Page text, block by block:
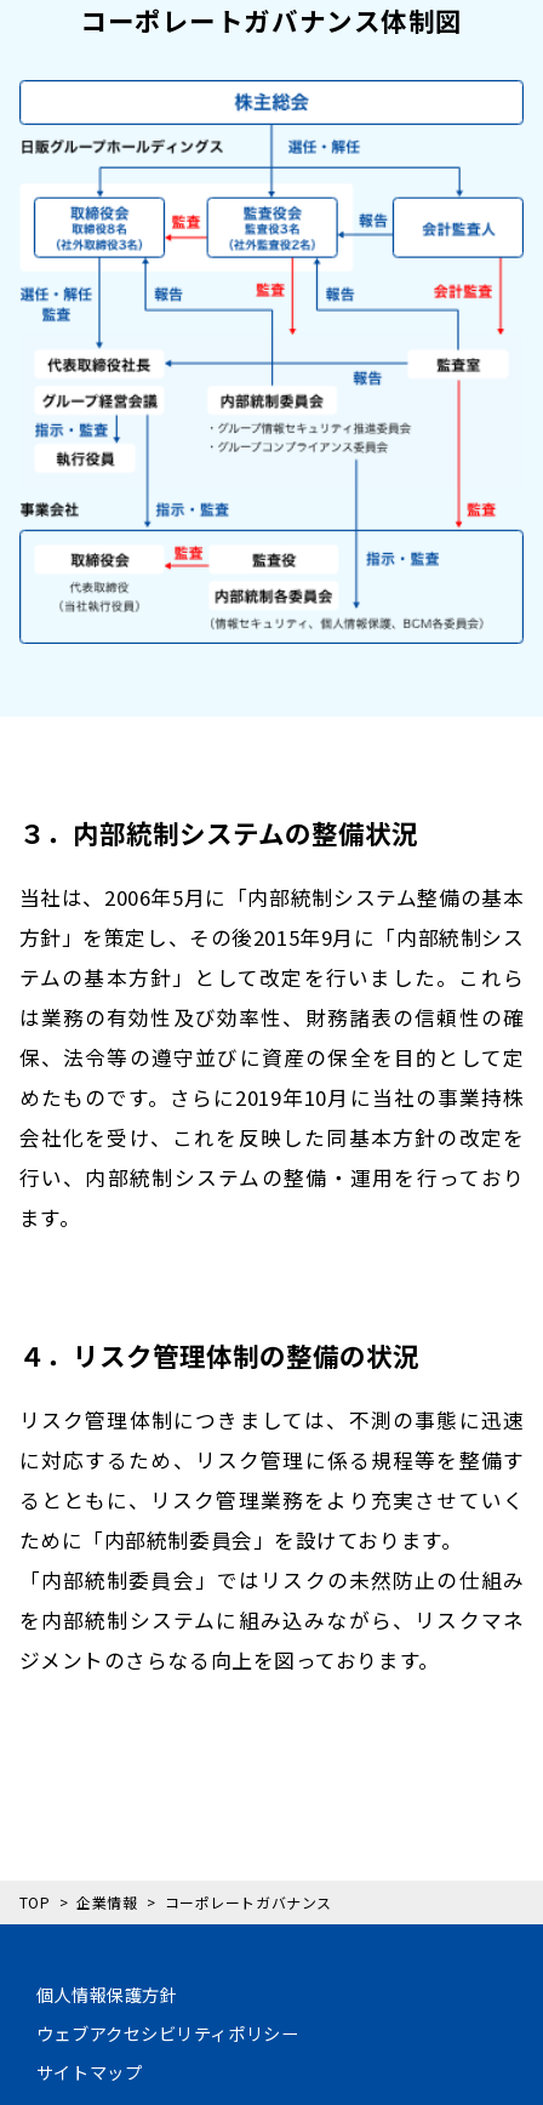
コーポレートガバナンス体制図
３．内部統制システムの整備状況
当社は、2006年5月に「内部統制システム整備の基本
方針」を策定し、その後2015年9月に「内部統制シス
テムの基本方針」として改定を行いました。これら
は業務の有効性及び効率性、財務諸表の信頼性の確
保、法令等の遵守並びに資産の保全を目的として定
めたものです。さらに2019年10月に当社の事業持株
会社化を受け、これを反映した同基本方針の改定を
行い、内部統制システムの整備・運用を行っており
ます。
４．リスク管理体制の整備の状況
リスク管理体制につきましては、不測の事態に迅速
に対応するため、リスク管理に係る規程等を整備す
るとともに、リスク管理業務をより充実させていく
ために「内部統制委員会」を設けております。
「内部統制委員会」ではリスクの未然防止の仕組み
を内部統制システムに組み込みながら、リスクマネ
ジメントのさらなる向上を図っております。
TOP 企業情報 コーポレートガバナンス
個人情報保護方針
ウェブアクセシビリティポリシー
サイトマップ